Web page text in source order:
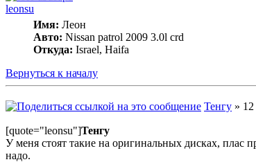
leonsu
Имя: Леон
Авто: Nissan patrol 2009 3.0l crd
Откуда: Israel, Haifa
Вернуться к началу
Тенгу »
[quote="leonsu"]Тенгу
У меня стоят такие на оригинальных дисках, плас
надо.